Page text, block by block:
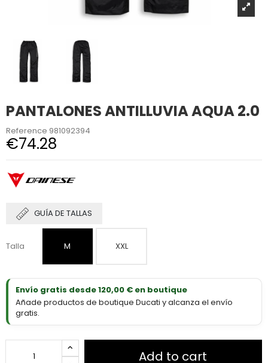
PANTALONES ANTILLUVIA AQUA 2.0
Reference 981092394
€74.28
GUÍA DE TALLAS
Talla M XXL
Envío gratis desde 120,00 € en boutique
Añade productos de boutique Ducati y alcanza el envío
gratis.
Add to cart